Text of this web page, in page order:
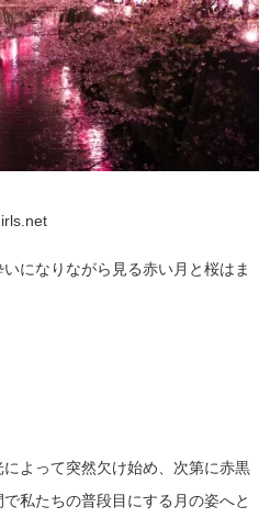
になりながら見る赤い月と桜はま
よって突然欠け始め、次第に赤黒
私たちの普段目にする月の姿へと